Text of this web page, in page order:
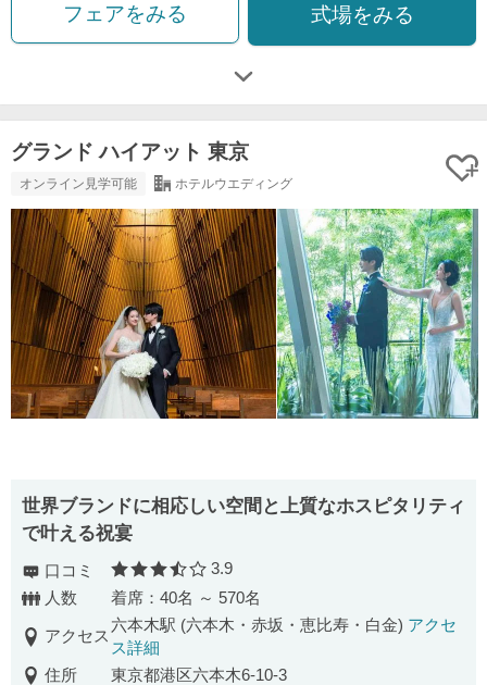
フェアをみる 式場をみる
グランド ハイアット 東京
オンライン見学可能 ホテルウエディング
世界ブランドに相応しい空間と上質なホスピタリティ
で叶える祝宴
口コミ 口コミ評価
3.9
人数
着席：40名 ～ 570名
アクセス
六本木駅 (六本木・赤坂・恵比寿・白金) アクセ
ス詳細
住所
東京都港区六本木6-10-3